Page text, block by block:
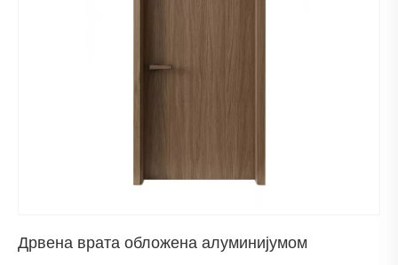
Дрвена врата обложена алуминијумом